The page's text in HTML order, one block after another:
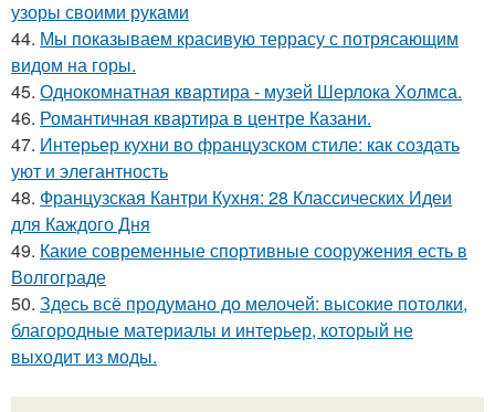
узоры своими руками
44. Мы показываем красивую террасу с потрясающим
видом на горы.
45. Однокомнатная квартира - музей Шерлока Холмса.
46. Романтичная квартира в центре Казани.
47. Интерьер кухни во французском стиле: как создать
уют и элегантность
48. Французская Кантри Кухня: 28 Классических Идеи
для Каждого Дня
49. Какие современные спортивные сооружения есть в
Волгограде
50. Здесь всё продумано до мелочей: высокие потолки,
благородные материалы и интерьер, который не
выходит из моды.